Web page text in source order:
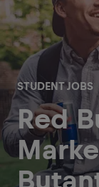
STUDENT JOBS
Red